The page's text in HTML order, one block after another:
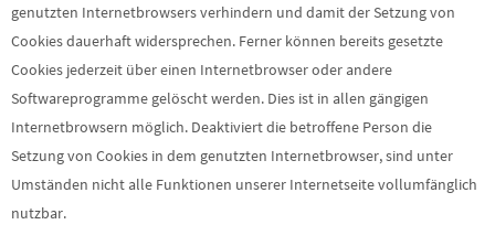
genutzten Internetbrowsers verhindern und damit der Setzung von
Cookies dauerhaft widersprechen. Ferner können bereits gesetzte
Cookies jederzeit über einen Internetbrowser oder andere
Softwareprogramme gelöscht werden. Dies ist in allen gängigen
Internetbrowsern möglich. Deaktiviert die betroffene Person die
Setzung von Cookies in dem genutzten Internetbrowser, sind unter
Umständen nicht alle Funktionen unserer Internetseite vollumfänglich
nutzbar.